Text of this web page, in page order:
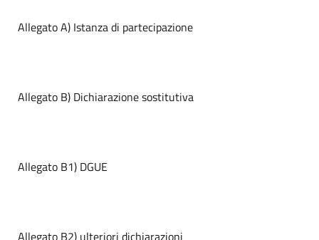
Allegato A) Istanza di partecipazione
Allegato B) Dichiarazione sostitutiva
Allegato B1) DGUE
Allegato B2) ulteriori dichiarazioni